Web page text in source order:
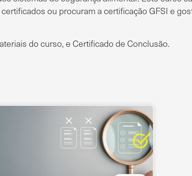
ou procuram a certificação GFSI e
do curso, e Certificado de Conclusão.